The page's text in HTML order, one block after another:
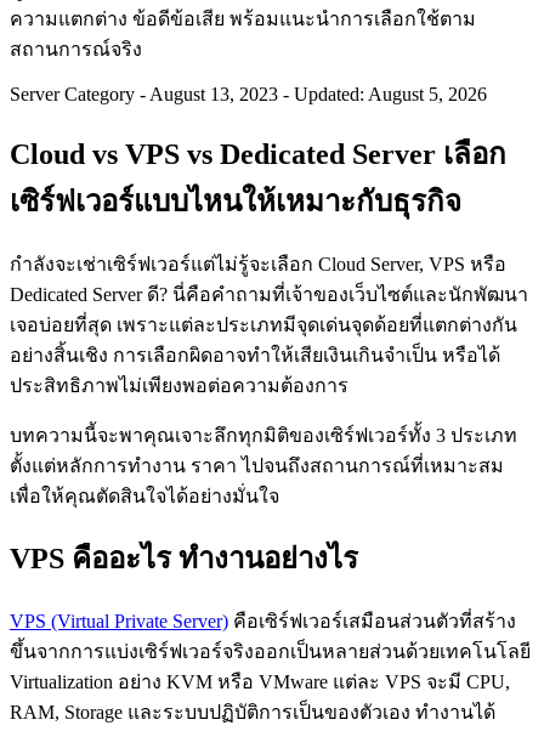
ความแตกต่าง ข้อดีข้อเสีย พร้อมแนะนำการเลือกใช้ตาม
สถานการณ์จริง
Server Category - August 13, 2023 - Updated: August 5, 2026
Cloud vs VPS vs Dedicated Server เลือก
เซิร์ฟเวอร์แบบไหนให้เหมาะกับธุรกิจ
กำลังจะเช่าเซิร์ฟเวอร์แต่ไม่รู้จะเลือก Cloud Server, VPS หรือ
Dedicated Server ดี? นี่คือคำถามที่เจ้าของเว็บไซต์และนักพัฒนา
เจอบ่อยที่สุด เพราะแต่ละประเภทมีจุดเด่นจุดด้อยที่แตกต่างกัน
อย่างสิ้นเชิง การเลือกผิดอาจทำให้เสียเงินเกินจำเป็น หรือได้
ประสิทธิภาพไม่เพียงพอต่อความต้องการ
บทความนี้จะพาคุณเจาะลึกทุกมิติของเซิร์ฟเวอร์ทั้ง 3 ประเภท
ตั้งแต่หลักการทำงาน ราคา ไปจนถึงสถานการณ์ที่เหมาะสม
เพื่อให้คุณตัดสินใจได้อย่างมั่นใจ
VPS คืออะไร ทำงานอย่างไร
VPS (Virtual Private Server) คือเซิร์ฟเวอร์เสมือนส่วนตัวที่สร้าง
ขึ้นจากการแบ่งเซิร์ฟเวอร์จริงออกเป็นหลายส่วนด้วยเทคโนโลยี
Virtualization อย่าง KVM หรือ VMware แต่ละ VPS จะมี CPU,
RAM, Storage และระบบปฏิบัติการเป็นของตัวเอง ทำงานได้